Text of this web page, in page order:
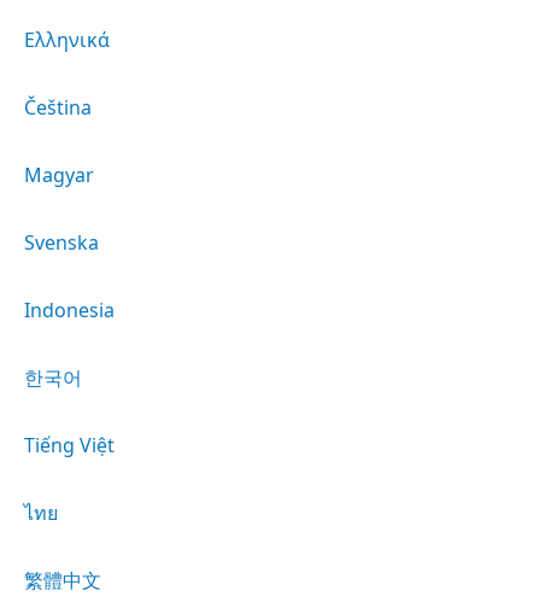
Ελληνικά
Čeština
Magyar
Svenska
Indonesia
한국어
Tiếng Việt
ไทย
繁體中文